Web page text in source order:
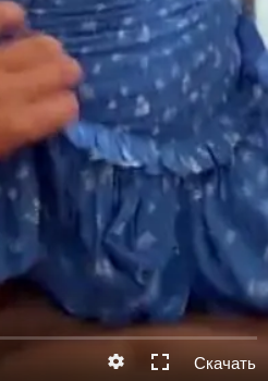
Скачать